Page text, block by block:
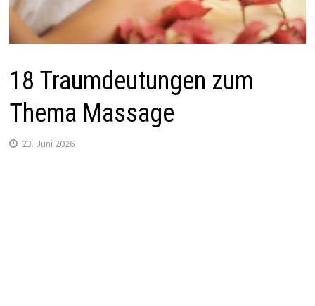
18 Traumdeutungen zum
Thema Massage
23. Juni 2026